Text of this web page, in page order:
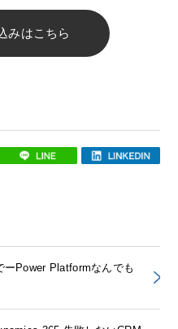
みはこちら
Power Platformなんでも